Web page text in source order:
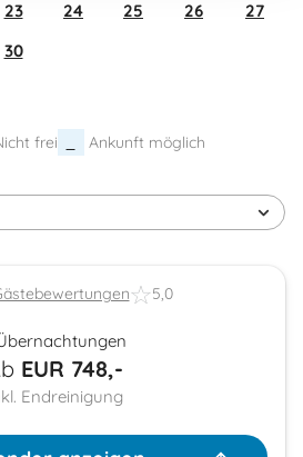
23 24 25 26
27
30
frei Ankunft möglich
5,0
EUR 748,-
Endreinigung